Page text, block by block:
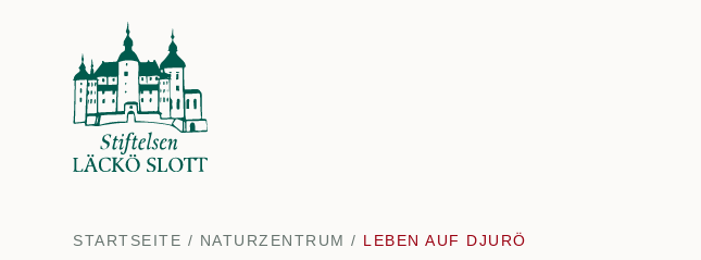
STARTSEITE / NATURZENTRUM / LEBEN AUF DJURÖ